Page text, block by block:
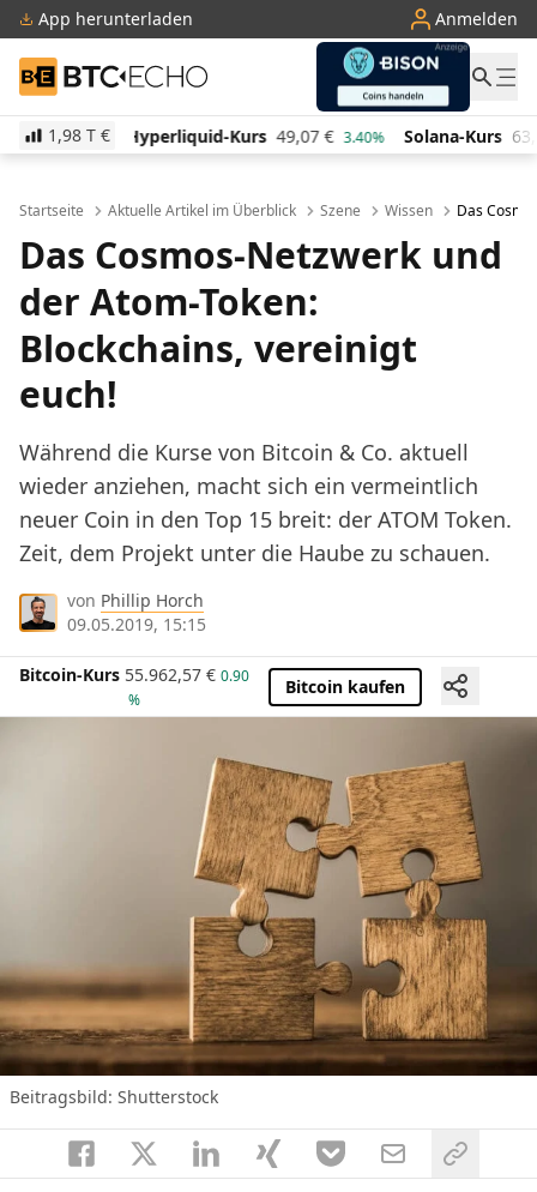
App herunterladen Anmelden
BTC-ECHO
1,98 T €
Kurs 49,07 € 3.40% Solana-Kurs 63,99 € 0.50% TRON-
Startseite Aktuelle Artikel im Überblick Szene Wissen Das
Das Cosmos-Netzwerk und
der Atom-Token:
Blockchains, vereinigt
euch!
Während die Kurse von Bitcoin & Co. aktuell
wieder anziehen, macht sich ein vermeintlich
neuer Coin in den Top 15 breit: der ATOM Token.
Zeit, dem Projekt unter die Haube zu schauen.
von Phillip Horch
09.05.2019, 15:15
Bitcoin-Kurs 55.962,57 € 0.90
%
Bitcoin kaufen
Beitragsbild: Shutterstock